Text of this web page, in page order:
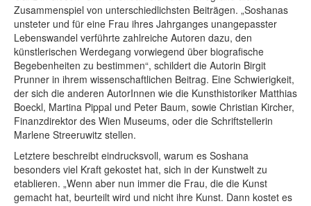
Zusammenspiel von unterschiedlichsten Beiträgen. „Soshanas
unsteter und für eine Frau ihres Jahrganges unangepasster
Lebenswandel verführte zahlreiche Autoren dazu, den
künstlerischen Werdegang vorwiegend über biografische
Begebenheiten zu bestimmen“, schildert die Autorin Birgit
Prunner in ihrem wissenschaftlichen Beitrag. Eine Schwierigkeit,
der sich die anderen AutorInnen wie die Kunsthistoriker Matthias
Boeckl, Martina Pippal und Peter Baum, sowie Christian Kircher,
Finanzdirektor des Wien Museums, oder die Schriftstellerin
Marlene Streeruwitz stellen.
Letztere beschreibt eindrucksvoll, warum es Soshana
besonders viel Kraft gekostet hat, sich in der Kunstwelt zu
etablieren. „Wenn aber nun immer die Frau, die die Kunst
gemacht hat, beurteilt wird und nicht ihre Kunst. Dann kostet es